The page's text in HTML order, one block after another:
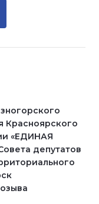
Красноярского
«ЕДИНАЯ
депутатов